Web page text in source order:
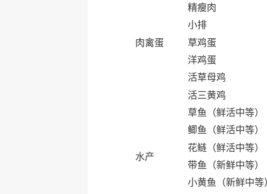
肉禽蛋
精瘦肉
小排
草鸡蛋
洋鸡蛋
活草母鸡
活三黄鸡
水产
草鱼（鲜活中等）
鲫鱼（鲜活中等）
花鲢（鲜活中等）
带鱼（新鲜中等）
小黄鱼（新鲜中等